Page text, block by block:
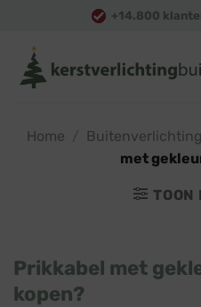
content
+14.800
Home Buitenverlichting
met
TOON
Prikkabel met
kopen?